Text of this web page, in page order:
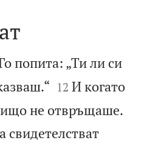
попита: „Ти ли си

12 И когато
не отвръщаше.